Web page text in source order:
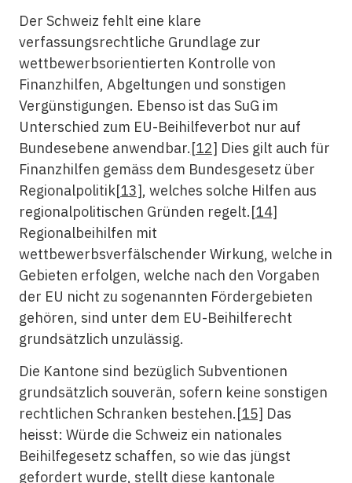
Der Schweiz fehlt eine klare
verfassungsrechtliche Grundlage zur
wettbewerbsorientierten Kontrolle von
Finanzhilfen, Abgeltungen und sonstigen
Vergünstigungen. Ebenso ist das SuG im
Unterschied zum EU-Beihilfeverbot nur auf
Bundesebene anwendbar.[12] Dies gilt auch für
Finanzhilfen gemäss dem Bundesgesetz über
Regionalpolitik[13], welches solche Hilfen aus
regionalpolitischen Gründen regelt.[14]
Regionalbeihilfen mit
wettbewerbsverfälschender Wirkung, welche in
Gebieten erfolgen, welche nach den Vorgaben
der EU nicht zu sogenannten Fördergebieten
gehören, sind unter dem EU-Beihilferecht
grundsätzlich unzulässig.
Die Kantone sind bezüglich Subventionen
grundsätzlich souverän, sofern keine sonstigen
rechtlichen Schranken bestehen.[15] Das
heisst: Würde die Schweiz ein nationales
Beihilfegesetz schaffen, so wie das jüngst
gefordert wurde, stellt diese kantonale